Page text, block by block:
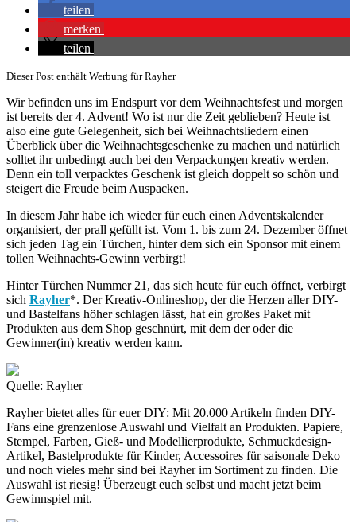
teilen
merken
teilen
Dieser Post enthält Werbung für Rayher
Wir befinden uns im Endspurt vor dem Weihnachtsfest und morgen
ist bereits der 4. Advent! Wo ist nur die Zeit geblieben? Heute ist
also eine gute Gelegenheit, sich bei Weihnachtsliedern einen
Überblick über die Weihnachtsgeschenke zu machen und natürlich
solltet ihr unbedingt auch bei den Verpackungen kreativ werden.
Denn ein toll verpacktes Geschenk ist gleich doppelt so schön und
steigert die Freude beim Auspacken.
In diesem Jahr habe ich wieder für euch einen Adventskalender
organisiert, der prall gefüllt ist. Vom 1. bis zum 24. Dezember öffnet
sich jeden Tag ein Türchen, hinter dem sich ein Sponsor mit einem
tollen Weihnachts-Gewinn verbirgt!
Hinter Türchen Nummer 21, das sich heute für euch öffnet, verbirgt
sich Rayher*. Der Kreativ-Onlineshop, der die Herzen aller DIY-
und Bastelfans höher schlagen lässt, hat ein großes Paket mit
Produkten aus dem Shop geschnürt, mit dem der oder die
Gewinner(in) kreativ werden kann.
Quelle: Rayher
Rayher bietet alles für euer DIY: Mit 20.000 Artikeln finden DIY-
Fans eine grenzenlose Auswahl und Vielfalt an Produkten. Papiere,
Stempel, Farben, Gieß- und Modellierprodukte, Schmuckdesign-
Artikel, Bastelprodukte für Kinder, Accessoires für saisonale Deko
und noch vieles mehr sind bei Rayher im Sortiment zu finden. Die
Auswahl ist riesig! Überzeugt euch selbst und macht jetzt beim
Gewinnspiel mit.